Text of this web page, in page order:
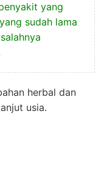
yang
sudah lama
herbal dan
usia.